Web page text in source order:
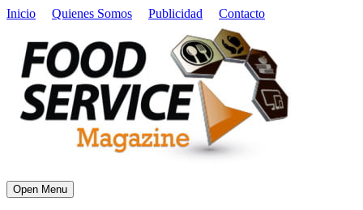
Inicio Quienes Somos Publicidad Contacto
Open Menu